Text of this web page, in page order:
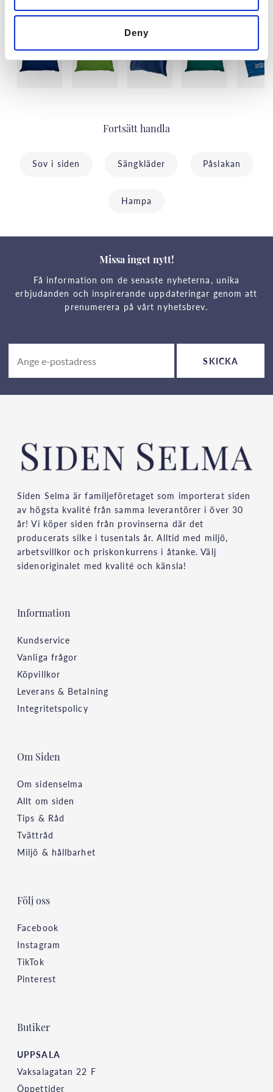
Deny
Senast besökta
Fortsätt handla
Sov i siden Sängkläder Påslakan
Hampa
Missa inget nytt!
Få information om de senaste nyheterna, unika
erbjudanden och inspirerande uppdateringar genom att
prenumerera på vårt nyhetsbrev.
SKICKA
Siden Selma är familjeföretaget som importerat siden
av högsta kvalité från samma leverantörer i över 30
år! Vi köper siden från provinserna där det
producerats silke i tusentals år. Alltid med miljö,
arbetsvillkor och priskonkurrens i åtanke. Välj
sidenoriginalet med kvalité och känsla!
Information
Kundservice
Vanliga frågor
Köpvillkor
Leverans & Betalning
Integritetspolicy
Om Siden
Om sidenselma
Allt om siden
Tips & Råd
Tvättråd
Miljö & hållbarhet
Följ oss
Facebook
Instagram
TikTok
Pinterest
Butiker
UPPSALA
Vaksalagatan 22 F
Öppettider